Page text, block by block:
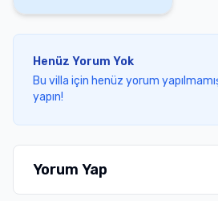
Henüz Yorum Yok
Bu villa için henüz yorum
yapın!
Yorum Yap